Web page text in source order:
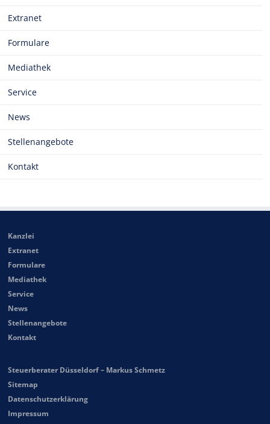
Extranet
Formulare
Mediathek
Service
News
Stellenangebote
Kontakt
Kanzlei
Extranet
Formulare
Mediathek
Service
News
Stellenangebote
Kontakt
Steuerberater Düsseldorf – Markus Schmetz
Sitemap
Datenschutzerklärung
Impressum